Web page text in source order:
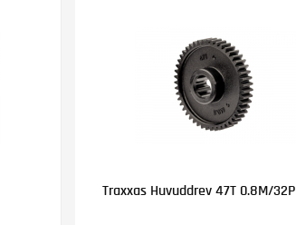
Traxxas Huvuddrev 47T 0.8M/32P